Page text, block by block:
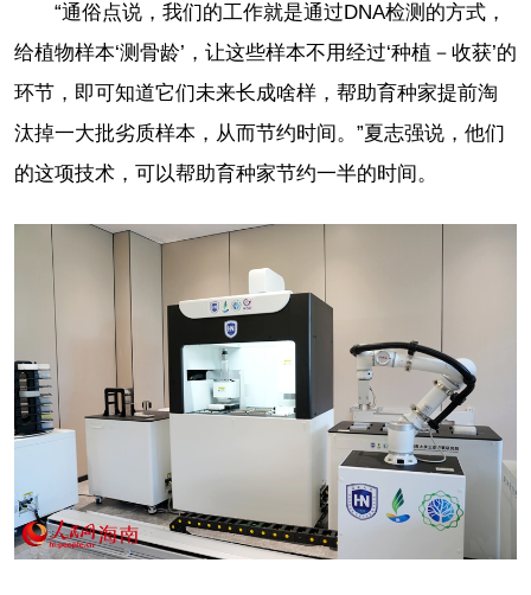
“通俗点说，我们的工作就是通过DNA检测的方式，
给植物样本‘测骨龄’，让这些样本不用经过‘种植－收获’的
环节，即可知道它们未来长成啥样，帮助育种家提前淘
汰掉一大批劣质样本，从而节约时间。”夏志强说，他们
的这项技术，可以帮助育种家节约一半的时间。